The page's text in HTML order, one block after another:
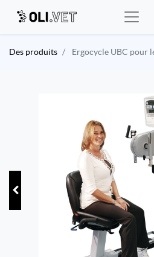
Des produits Ergocycle UBC pour